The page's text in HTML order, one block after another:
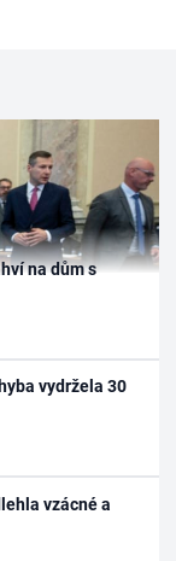
na dům s
vydržela 30
vzácné a